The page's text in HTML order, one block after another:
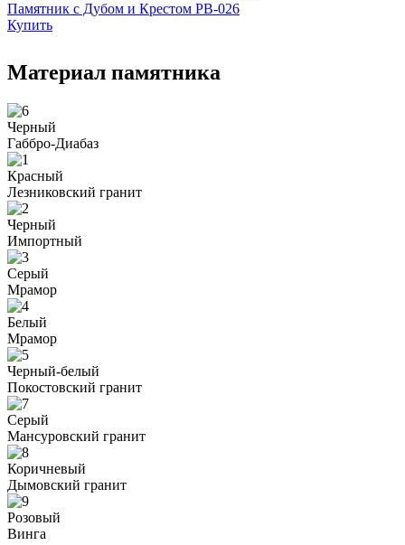
Памятник с Дубом и Крестом РВ-026
Купить
Материал памятника
Черный
Габбро-Диабаз
Красный
Лезниковский гранит
Черный
Импортный
Серый
Мрамор
Белый
Мрамор
Черный-белый
Покостовский гранит
Серый
Мансуровский гранит
Коричневый
Дымовский гранит
Розовый
Винга